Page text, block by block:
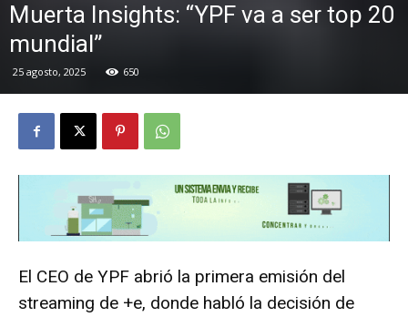
Muerta Insights: “YPF va a ser top 20
mundial”
25 agosto, 2025 650
El CEO de YPF abrió la primera emisión del
streaming de +e, donde habló la decisión de